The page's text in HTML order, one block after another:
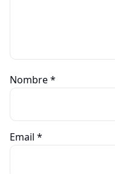
Nombre*
Email *